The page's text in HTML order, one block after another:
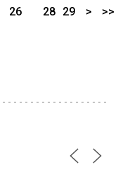
26
28 29 > >>